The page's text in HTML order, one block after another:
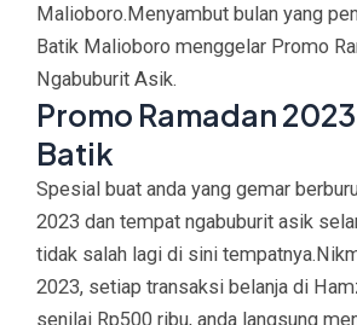
Malioboro.Menyambut bulan yang
Batik Malioboro menggelar Promo
Ngabuburit Asik.
Promo Ramadan
Batik
Spesial buat anda yang gemar
2023 dan tempat ngabuburit asik
tidak salah lagi di sini
2023, setiap transaksi belanja di
senilai Rp500 ribu, anda langsung